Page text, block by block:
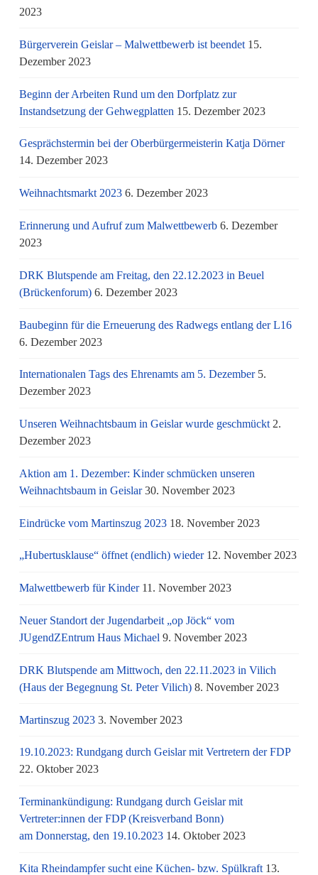
2023
Bürgerverein Geislar – Malwettbewerb ist beendet 15.
Dezember 2023
Beginn der Arbeiten Rund um den Dorfplatz zur
Instandsetzung der Gehwegplatten 15. Dezember 2023
Gesprächstermin bei der Oberbürgermeisterin Katja Dörner
14. Dezember 2023
Weihnachtsmarkt 2023 6. Dezember 2023
Erinnerung und Aufruf zum Malwettbewerb 6. Dezember
2023
DRK Blutspende am Freitag, den 22.12.2023 in Beuel
(Brückenforum) 6. Dezember 2023
Baubeginn für die Erneuerung des Radwegs entlang der L16
6. Dezember 2023
Internationalen Tags des Ehrenamts am 5. Dezember 5.
Dezember 2023
Unseren Weihnachtsbaum in Geislar wurde geschmückt 2.
Dezember 2023
Aktion am 1. Dezember: Kinder schmücken unseren
Weihnachtsbaum in Geislar 30. November 2023
Eindrücke vom Martinszug 2023 18. November 2023
„Hubertusklause“ öffnet (endlich) wieder 12. November 2023
Malwettbewerb für Kinder 11. November 2023
Neuer Standort der Jugendarbeit „op Jöck“ vom
JUgendZEntrum Haus Michael 9. November 2023
DRK Blutspende am Mittwoch, den 22.11.2023 in Vilich
(Haus der Begegnung St. Peter Vilich) 8. November 2023
Martinszug 2023 3. November 2023
19.10.2023: Rundgang durch Geislar mit Vertretern der FDP
22. Oktober 2023
Terminankündigung: Rundgang durch Geislar mit
Vertreter:innen der FDP (Kreisverband Bonn)
am Donnerstag, den 19.10.2023 14. Oktober 2023
Kita Rheindampfer sucht eine Küchen- bzw. Spülkraft 13.